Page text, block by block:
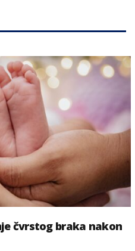
čvrstog braka nakon